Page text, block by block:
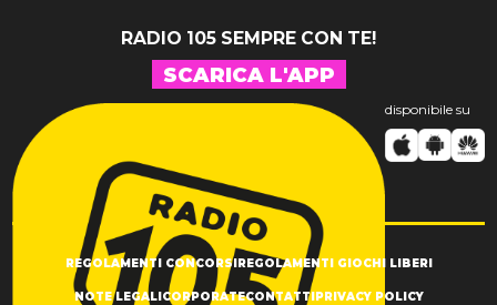
RADIO 105 SEMPRE CON TE!
SCARICA L'APP
disponibile su
REGOLAMENTI CONCORSIREGOLAMENTI GIOCHI LIBERI
NOTE LEGALICORPORATECONTATTIPRIVACY POLICY